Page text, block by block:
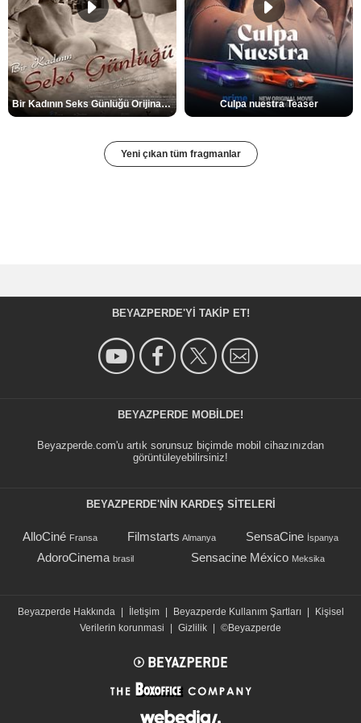
Bir Kadının Seks Günlüğü Orijinal Fragman Culpa nuestra Teaser
Yeni çıkan tüm fragmanlar
BEYAZPERDE'YI TAKIP ET!
BEYAZPERDE MOBILDE!
Beyazperde.com'u artık sorunsuz biçimde mobil cihazınızdan
görüntüleyebilirsiniz!
BEYAZPERDE'NIN KARDEŞ SİTELERİ
AlloCiné Fransa Filmstarts Almanya SensaCine İspanya
AdoroCinema brasil Sensacine México Meksika
Beyazperde Hakkında İletişim Beyazperde Kullanım Şartları
Kişisel
Verilerin korunmasi
Gizlilik ©Beyazperde